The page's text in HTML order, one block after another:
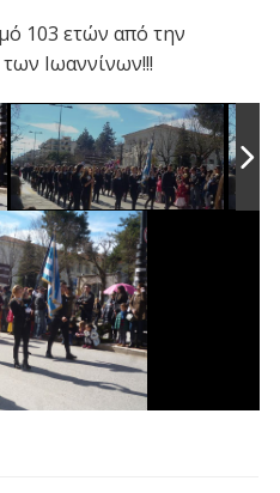
103 ετών από την
Ιωαννίνων!!!